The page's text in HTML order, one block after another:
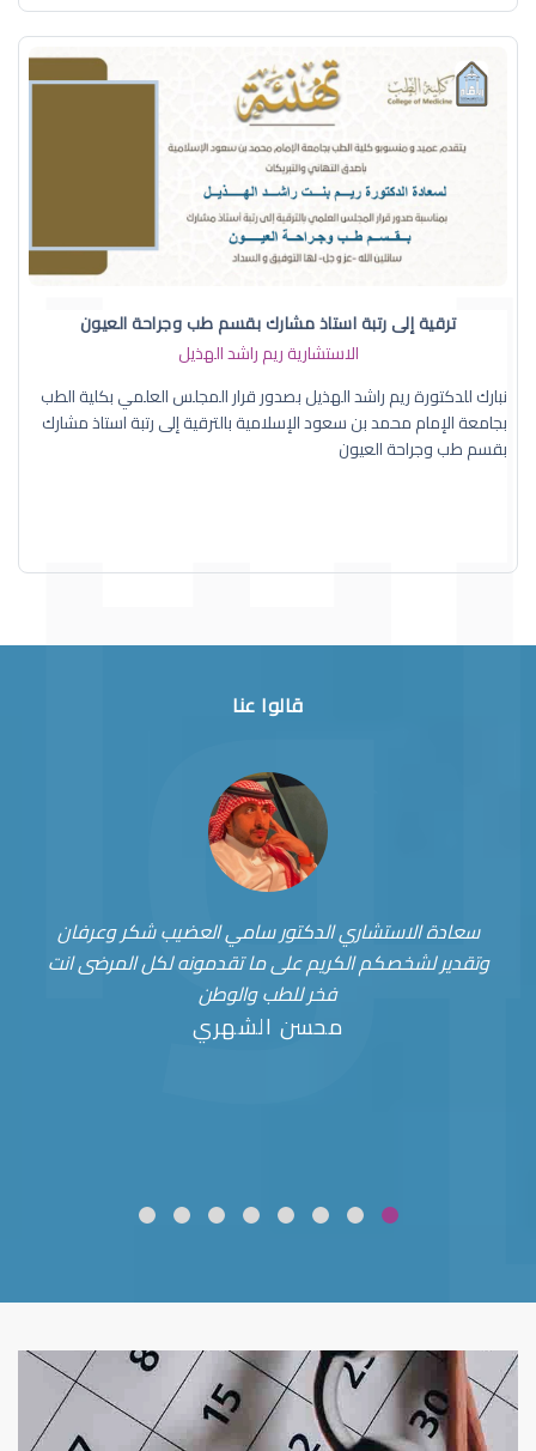
ترقية إلى رتبة استاذ مشارك بقسم طب وجراحة العيون
الاستشارية ريم راشد الهذيل
نبارك للدكتورة ريم راشد الهذيل بصدور قرار المجلس العلمي بكلية الطب
بجامعة الإمام محمد بن سعود الإسلامية بالترقية إلى رتبة استاذ مشارك
بقسم طب وجراحة العيون
قالوا عنا
سعادة الاستشاري الدكتور سامي العضيب شكر وعرفان
وتقدير لشخصكم الكريم على ما تقدمونه لكل المرضى انت
فخر للطب والوطن
محسن الشهري